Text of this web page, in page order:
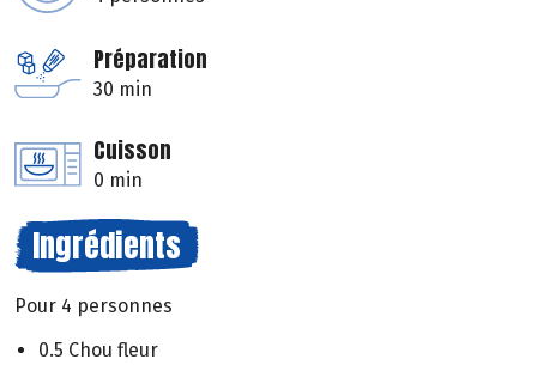
Préparation
30 min
Cuisson
0 min
Ingrédients
Pour 4 personnes
0.5 Chou fleur